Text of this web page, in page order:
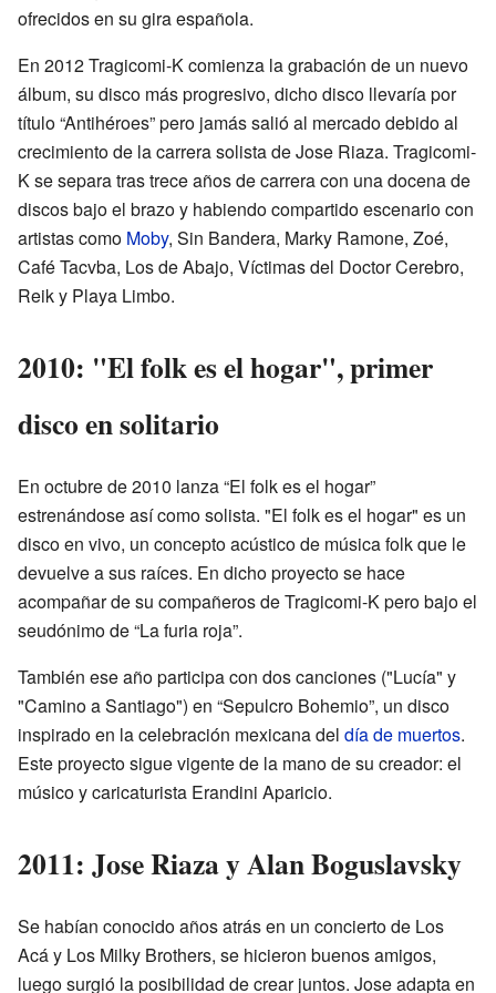
ofrecidos en su gira española.
En 2012 Tragicomi-K comienza la grabación de un nuevo
álbum, su disco más progresivo, dicho disco llevaría por
título “Antihéroes” pero jamás salió al mercado debido al
crecimiento de la carrera solista de Jose Riaza. Tragicomi-
K se separa tras trece años de carrera con una docena de
discos bajo el brazo y habiendo compartido escenario con
artistas como Moby, Sin Bandera, Marky Ramone, Zoé,
Café Tacvba, Los de Abajo, Víctimas del Doctor Cerebro,
Reik y Playa Limbo.
2010: "El folk es el hogar", primer
disco en solitario
En octubre de 2010 lanza “El folk es el hogar”
estrenándose así como solista. "El folk es el hogar" es un
disco en vivo, un concepto acústico de música folk que le
devuelve a sus raíces. En dicho proyecto se hace
acompañar de su compañeros de Tragicomi-K pero bajo el
seudónimo de “La furia roja”.
También ese año participa con dos canciones ("Lucía" y
"Camino a Santiago") en “Sepulcro Bohemio”, un disco
inspirado en la celebración mexicana del día de muertos.
Este proyecto sigue vigente de la mano de su creador: el
músico y caricaturista Erandini Aparicio.
2011: Jose Riaza y Alan Boguslavsky
Se habían conocido años atrás en un concierto de Los
Acá y Los Milky Brothers, se hicieron buenos amigos,
luego surgió la posibilidad de crear juntos. Jose adapta en